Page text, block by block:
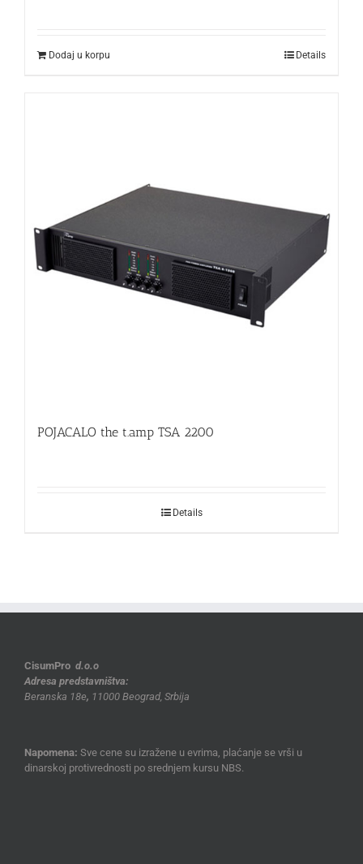
Dodaj u korpu Details
POJACALO the t.amp TSA 2200
Details
CisumPro d.o.o
Adresa predstavništva:
Beranska 18e, 11000 Beograd, Srbija
Napomena: Sve cene su izražene u evrima, plaćanje se vrši u
dinarskoj protivrednosti po srednjem kursu NBS.